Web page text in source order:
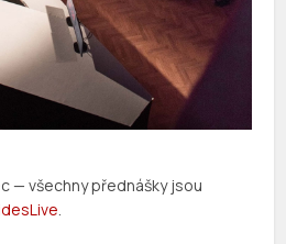
— všechny přednášky jsou
.